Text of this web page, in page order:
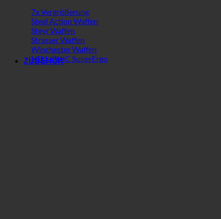
7x Vergrößerung
Steel Action Waffen
Steyr Waffen
Strasser Waffen
Winchester Waffen
NEU: UNIC SuperErgo
ZUBEHÖR